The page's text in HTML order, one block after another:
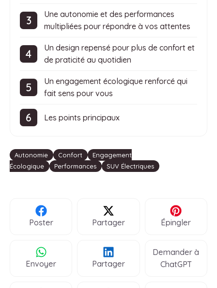
Une autonomie et des performances
multipliées pour répondre à vos attentes
Un design repensé pour plus de confort et
de praticité au quotidien
Un engagement écologique renforcé qui
fait sens pour vous
Les points principaux
Étiquettes
Autonomie Confort
Engagement
Écologique
Performances SUV Électriques
Poster Partager Épingler
Envoyer Partager
Demander à
ChatGPT